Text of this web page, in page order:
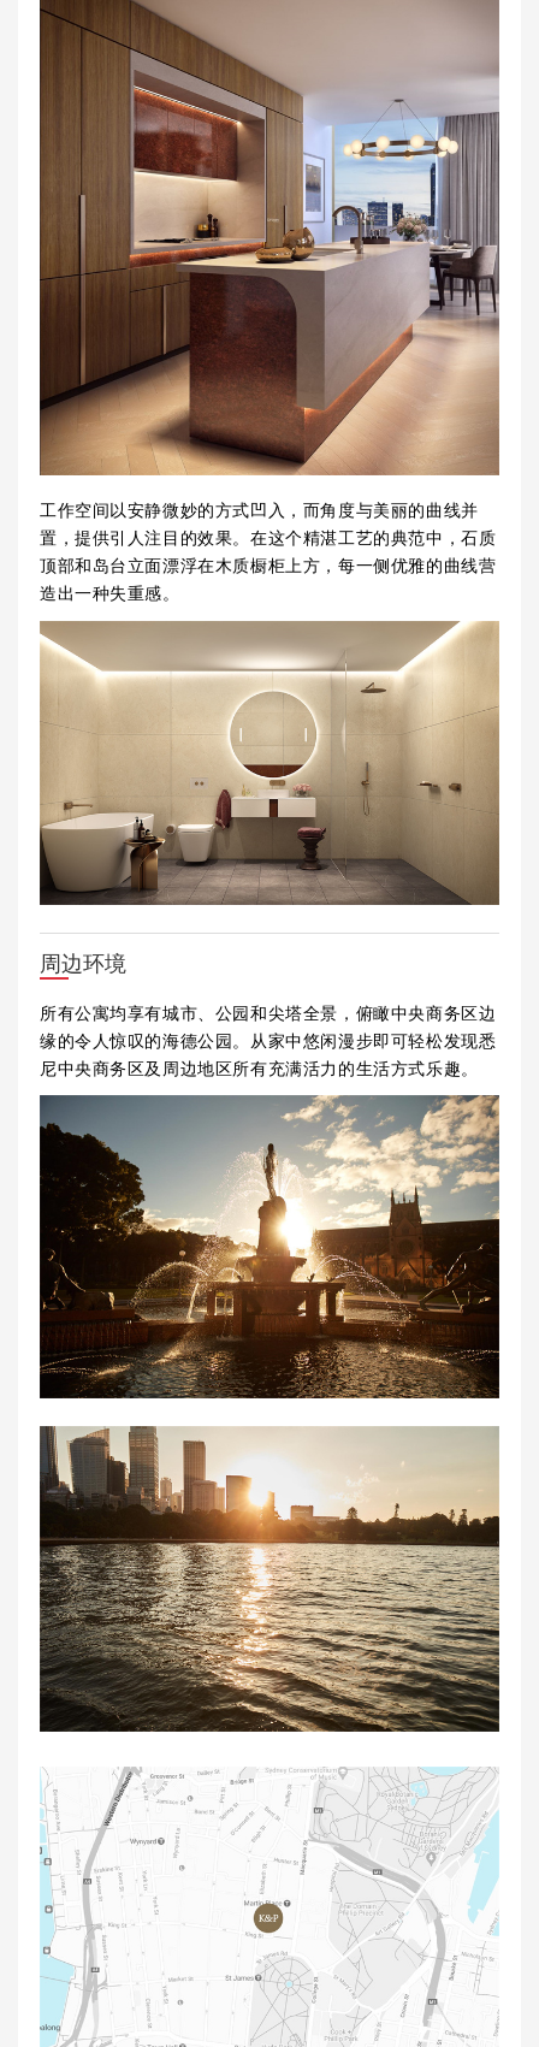
工作空间以安静微妙的方式凹入，而角度与美丽的曲线并
置，提供引人注目的效果。在这个精湛工艺的典范中，石质
顶部和岛台立面漂浮在木质橱柜上方，每一侧优雅的曲线营
造出一种失重感。
周边环境
所有公寓均享有城市、公园和尖塔全景，俯瞰中央商务区边
缘的令人惊叹的海德公园。从家中悠闲漫步即可轻松发现悉
尼中央商务区及周边地区所有充满活力的生活方式乐趣。